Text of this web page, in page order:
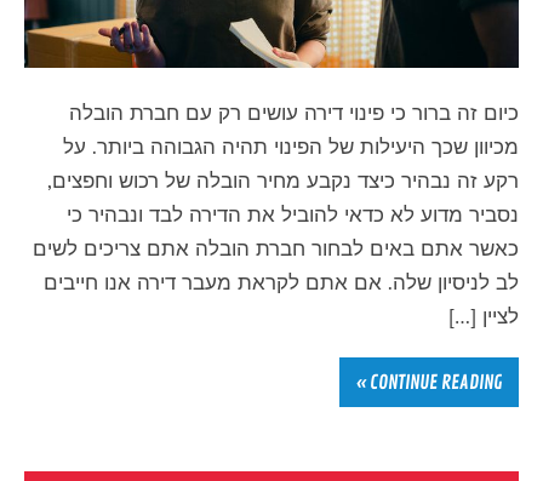
כיום זה ברור כי פינוי דירה עושים רק עם חברת הובלה
מכיוון שכך היעילות של הפינוי תהיה הגבוהה ביותר. על
רקע זה נבהיר כיצד נקבע מחיר הובלה של רכוש וחפצים,
נסביר מדוע לא כדאי להוביל את הדירה לבד ונבהיר כי
כאשר אתם באים לבחור חברת הובלה אתם צריכים לשים
לב לניסיון שלה. אם אתם לקראת מעבר דירה אנו חייבים
לציין […]
CONTINUE READING »